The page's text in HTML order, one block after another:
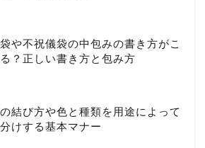
や不祝儀袋の中包みの書き方がこ
？正しい書き方と包み方
結び方や色と種類を用途によって
けする基本マナー